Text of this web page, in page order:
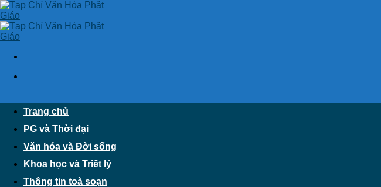
Skip
to
content
Trang chủ
PG và Thời đại
Văn hóa và Đời sống
Khoa học và Triết lý
Thông tin toà soạn